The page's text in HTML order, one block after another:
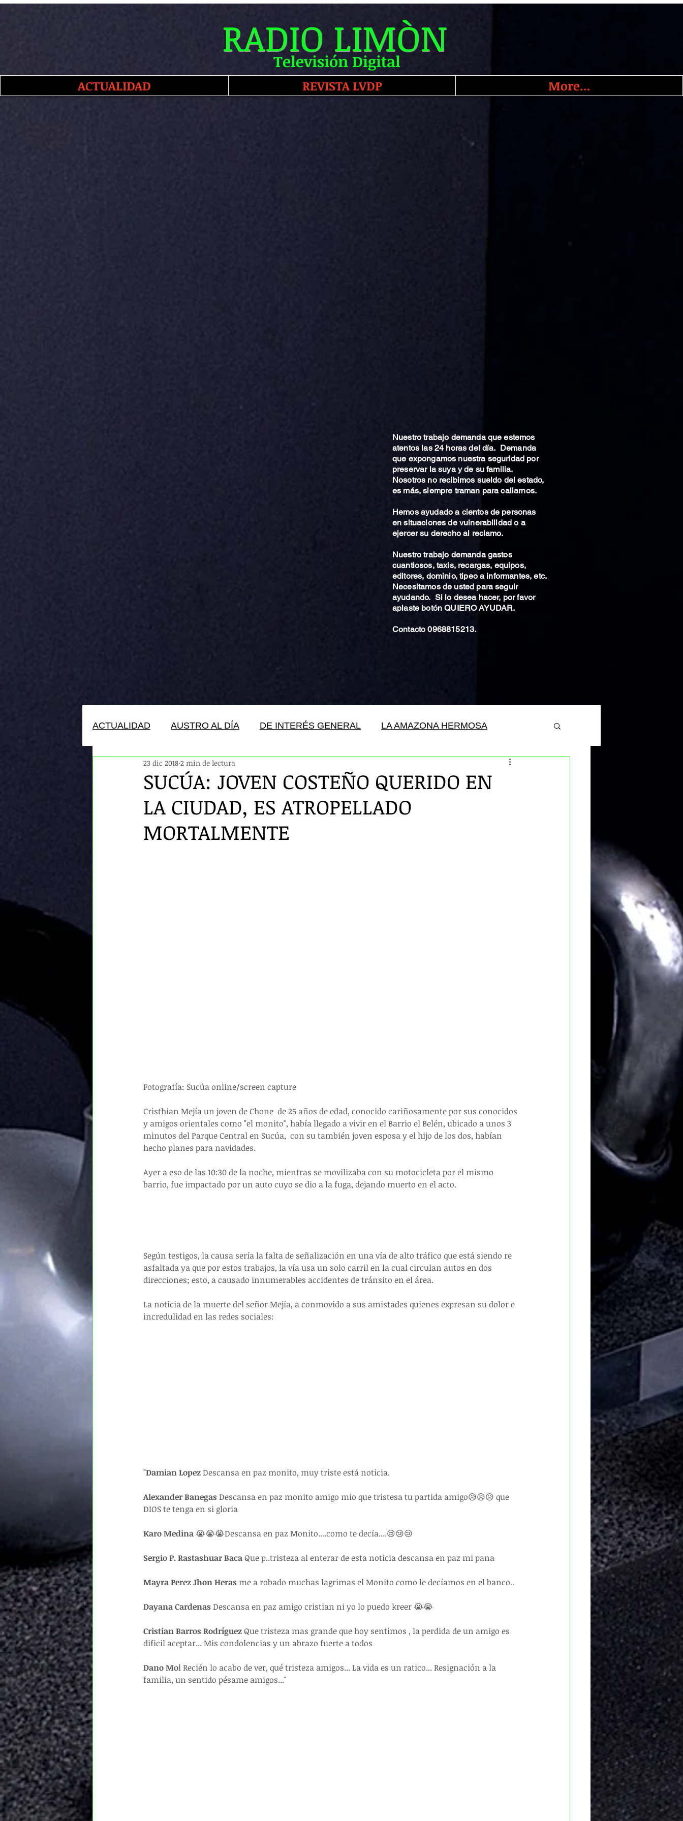
Nuestro trabajo demanda que estemos
atentos las 24 horas del día. Demanda
que expongamos nuestra seguridad por
preservar la suya y de su familia.
Nosotros no recibimos sueldo del estado,
es más, siempre traman para callarnos.
Hemos ayudado a cientos de personas
en situaciones de vulnerabilidad o a
ejercer su derecho al reclamo.
Nuestro trabajo demanda gastos
cuantiosos, taxis, recargas, equipos,
editores, dominio, tipeo a informantes, etc.
Necesitamos de usted para seguir
ayudando. Si lo desea hacer, por favor
aplaste botón QUIERO AYUDAR.
Contacto 0968815213.
ACTUALIDAD AUSTRO AL DÍA DE INTERÉS GENERAL LA AMAZONA HERMOSA
HUMANOS DEL ECUADOR
SUCÚA: JOVEN COSTEÑO QUERIDO EN
LA CIUDAD, ES ATROPELLADO
MORTALMENTE
23 dic 2018 2 min de lectura
Fotografía: Sucúa online/screen capture
Cristhian Mejía un joven de Chone  de 25 años de edad, conocido cariñosamente por sus conocidos
y amigos orientales como "el monito", había llegado a vivir en el Barrio el Belén, ubicado a unos 3
minutos del Parque Central en Sucúa,  con su también joven esposa y el hijo de los dos, habían
hecho planes para navidades.
Ayer a eso de las 10:30 de la noche, mientras se movilizaba con su motocicleta por el mismo
barrio, fue impactado por un auto cuyo se dio a la fuga, dejando muerto en el acto.
Según testigos, la causa sería la falta de señalización en una vía de alto tráfico que está siendo re
asfaltada ya que por estos trabajos, la vía usa un solo carril en la cual circulan autos en dos
direcciones; esto, a causado innumerables accidentes de tránsito en el área.
La noticia de la muerte del señor Mejía, a conmovido a sus amistades quienes expresan su dolor e
incredulidad en las redes sociales:
"Damian Lopez Descansa en paz monito, muy triste está noticia.
Alexander Banegas Descansa en paz monito amigo mio que tristesa tu partida amigo😥😥😥 que
DIOS te tenga en si gloria
Karo Medina 😭😭😭Descansa en paz Monito....como te decía....😢😢😢
Sergio P. Rastashuar Baca Que p..tristeza al enterar de esta noticia descansa en paz mi pana
Mayra Perez Jhon Heras me a robado muchas lagrimas el Monito como le decíamos en el banco..
Dayana Cardenas Descansa en paz amigo cristian ni yo lo puedo kreer 😭😭
Cristian Barros Rodríguez Que tristeza mas grande que hoy sentimos , la perdida de un amigo es
dificil aceptar... Mis condolencias y un abrazo fuerte a todos
Dano Mol Recién lo acabo de ver, qué tristeza amigos... La vida es un ratico... Resignación a la
familia, un sentido pésame amigos..."
Televisión Digital
RADIO LIMÒN
ACTUALIDAD REVISTA LVDP More...